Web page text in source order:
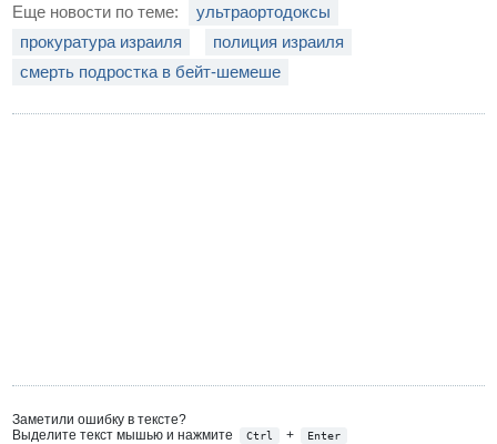
Еще новости по теме:
ультраортодоксы
прокуратура израиля
полиция израиля
смерть подростка в бейт-шемеше
Заметили ошибку в тексте?
Выделите текст мышью и нажмите
Ctrl + Enter